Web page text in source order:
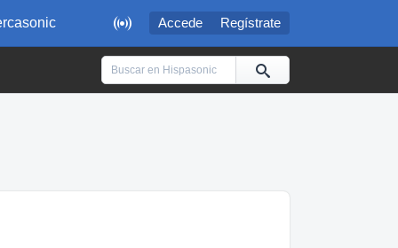
 Accede Regístrate